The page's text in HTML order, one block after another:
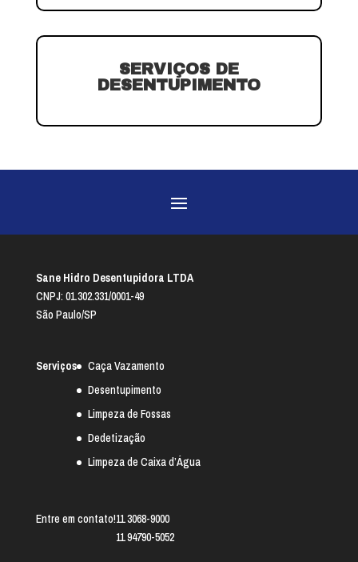
SERVIÇOS DE
DESENTUPIMENTO
Sane Hidro Desentupidora LTDA
CNPJ: 01.302.331/0001-49
São Paulo/SP
Serviços
Caça Vazamento
Desentupimento
Limpeza de Fossas
Dedetização
Limpeza de Caixa d’Água
Entre em contato!11 3068-9000
11 94790-5052